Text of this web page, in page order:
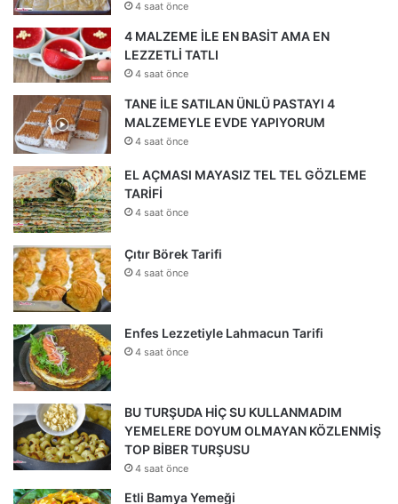
4 saat önce
4 MALZEME İLE EN BASİT AMA EN
LEZZETLİ TATLI
4 saat önce
TANE İLE SATILAN ÜNLÜ PASTAYI 4
MALZEMEYLE EVDE YAPIYORUM
4 saat önce
EL AÇMASI MAYASIZ TEL TEL GÖZLEME
TARİFİ
4 saat önce
Çıtır Börek Tarifi
4 saat önce
Enfes Lezzetiyle Lahmacun Tarifi
4 saat önce
BU TURŞUDA HİÇ SU KULLANMADIM
YEMELERE DOYUM OLMAYAN KÖZLENMİŞ
TOP BİBER TURŞUSU
4 saat önce
Etli Bamya Yemeği